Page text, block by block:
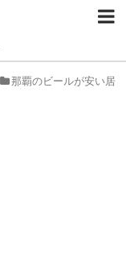
那覇のビールが安い居